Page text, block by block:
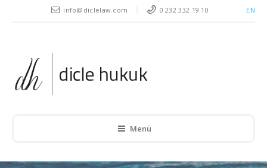
EN
info@diclelaw.com 0 232 332 19 10
Menü